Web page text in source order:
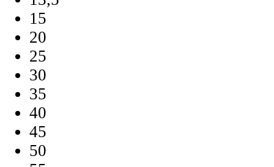
15
20
25
30
35
40
45
50